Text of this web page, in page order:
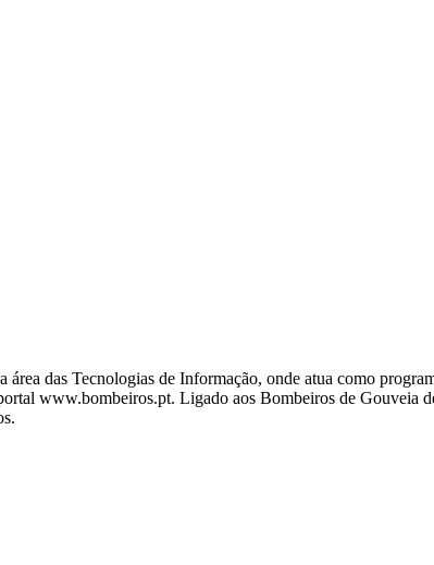
das Tecnologias de Informação, onde atua como
www.bombeiros.pt. Ligado aos Bombeiros de Gouveia